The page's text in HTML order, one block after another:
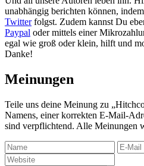
unabhängig berichten können,
Twitterfolgst. Zudem kannst Du
Paypal oder mittels einer
egal wie groß oder klein, hilft und
Danke!
Meinungen
Teile uns deine Meinung zu
Namens, einer korrekten E-Mail-
sind verpflichtend. Alle Meinungen